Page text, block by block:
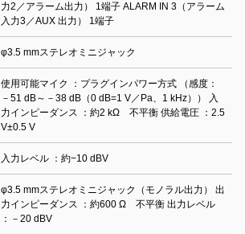
力2／アラーム出力） 1端子 ALARM IN 3（アラーム
入力3／AUX 出力） 1端子
φ3.5 mmステレオミニジャック
使用可能マイク ：プラグインパワー方式 （感度：
－51 dB～－38 dB（0 dB=1 V／Pa、1 kHz）） 入
力インピーダンス ：約2 kΩ 不平衡 供給電圧 ：2.5
V±0.5 V
入力レベル ：約−10 dBV
φ3.5 mmステレオミニジャック（モノラル出力） 出
力インピーダンス ：約600 Ω 不平衡 出力レベル
：－20 dBV